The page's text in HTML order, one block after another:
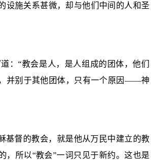
设施关系甚微，却与他们中间的人和圣
：“教会是人，是人组成的团体，他们
并别于其他团体，只有一个原因——神
基督的教会，就是他从万民中建立的教
，所以“教会”一词只见于新约。这也是